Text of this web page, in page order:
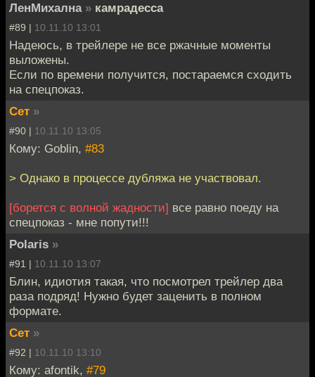
ЛенМихална » камрадесса
#89 | 10.11.10 13:01
Надеюсь, в трейлере не все ржачные моменты
выложены.
Если по времени получится, постараемся сходить
на спецпоказ.
Сет »
#90 | 10.11.10 13:05
Кому: Goblin, #83
> Однако в процессе дубляжа не участвовал.
[борется с волной жадности] все равно поеду на
спецпоказ - мне попути!!!
Polaris »
#91 | 10.11.10 13:07
Блин, идиотия такая, что посмотрел трейлер два
раза подряд! Нужно будет заценить в полном
формате.
Сет »
#92 | 10.11.10 13:10
Кому: afontik, #79